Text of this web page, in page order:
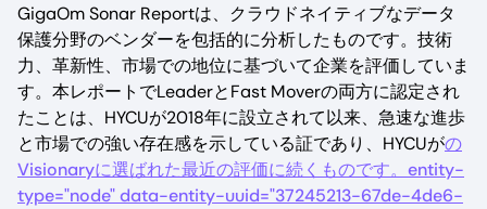
GigaOm Sonar Reportは、クラウドネイティブなデータ
保護分野のベンダーを包括的に分析したものです。技術
力、革新性、市場での地位に基づいて企業を評価していま
す。本レポートでLeaderとFast Moverの両方に認定され
たことは、HYCUが2018年に設立されて以来、急速な進歩
と市場での強い存在感を示している証であり、HYCUがの
Visionaryに選ばれた最近の評価に続くものです。entity-
type="node" data-entity-uuid="37245213-67de-4de6-